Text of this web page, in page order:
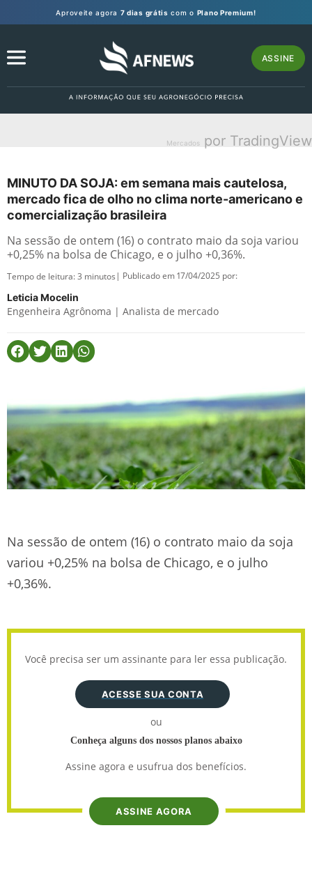
Aproveite agora 7 dias grátis com o Plano Premium!
ASSINE
Mercados por TradingView
MINUTO DA SOJA: em semana mais cautelosa,
mercado fica de olho no clima norte-americano e
comercialização brasileira
Na sessão de ontem (16) o contrato maio da soja variou
+0,25% na bolsa de Chicago, e o julho +0,36%.
Tempo de leitura:3 minutos | Publicado em 17/04/2025 por:
Leticia Mocelin
Engenheira Agrônoma | Analista de mercado
Na sessão de ontem (16) o contrato maio da soja
variou +0,25% na bolsa de Chicago, e o julho
+0,36%.
Você precisa ser um assinante para ler essa publicação.
ACESSE SUA CONTA
ou
Conheça alguns dos nossos planos abaixo
Assine agora e usufrua dos benefícios.
ASSINE AGORA